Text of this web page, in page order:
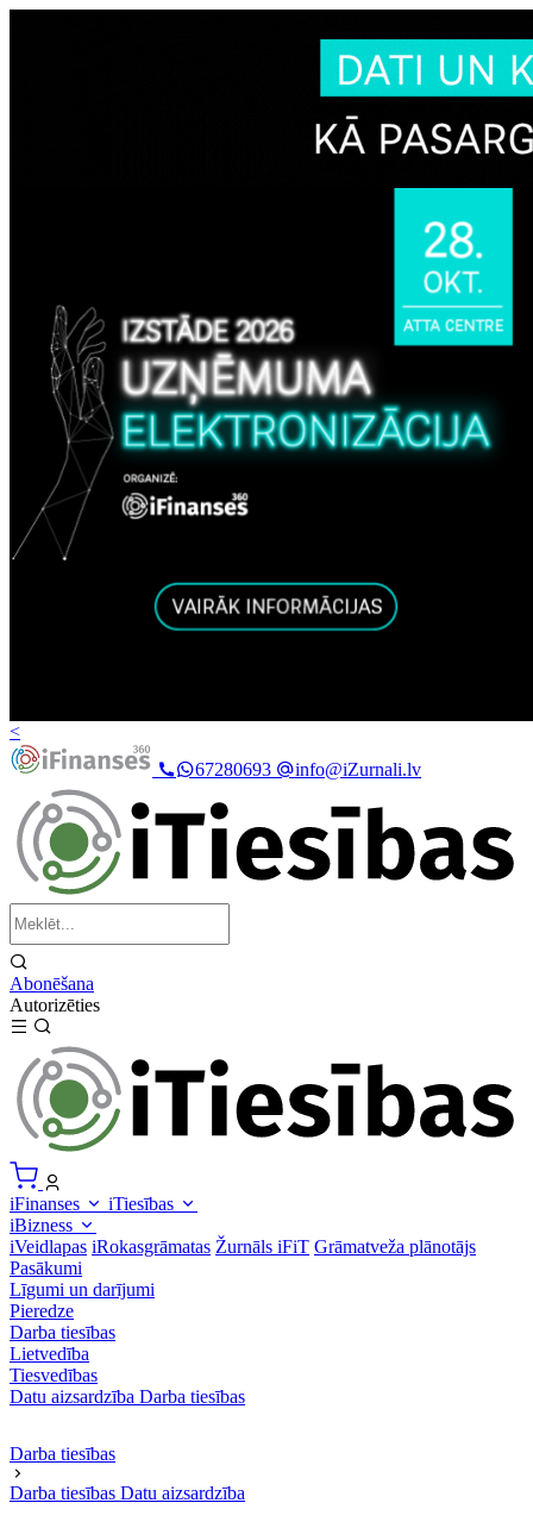
<
67280693
info@iZurnali.lv
Abonēšana
Autorizēties
iFinanses
iTiesības
iBizness
iVeidlapas iRokasgrāmatas Žurnāls iFiT Grāmatveža plānotājs
Pasākumi
Līgumi un darījumi
Pieredze
Darba tiesības
Lietvedība
Tiesvedības
Datu aizsardzība Darba tiesības
Darba tiesības
Darba tiesības Datu aizsardzība